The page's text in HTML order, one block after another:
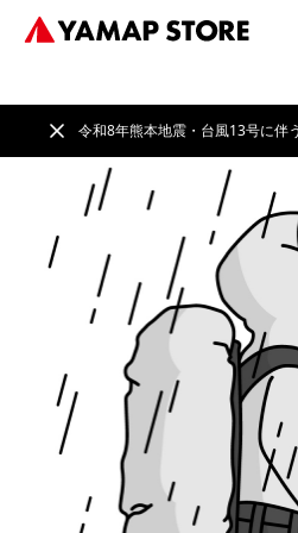
令和8年熊本地震・台風13号に伴